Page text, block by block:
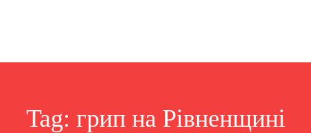
Tag: грип на Рівненщині